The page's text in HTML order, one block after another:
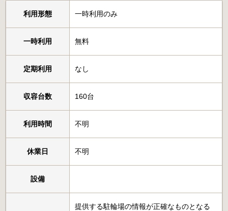
利用形態 一時利用のみ
一時利用 無料
定期利用 なし
収容台数 160台
利用時間 不明
休業日 不明
設備
提供する駐輪場の情報が正確なものとなる